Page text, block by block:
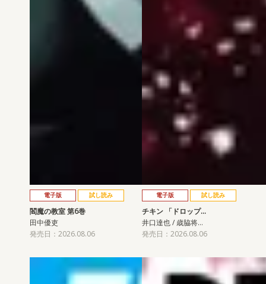
電子版 試し読み
閻魔の教室 第6巻
田中優吏
発売日：2026.08.06
電子版 試し読み
チキン 「ドロップ…
井口達也 / 歳脇将…
発売日：2026.08.06